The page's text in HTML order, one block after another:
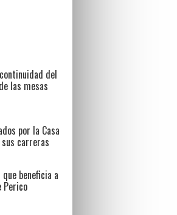
del
las mesas
por la Casa
sus carreras
beneficia a